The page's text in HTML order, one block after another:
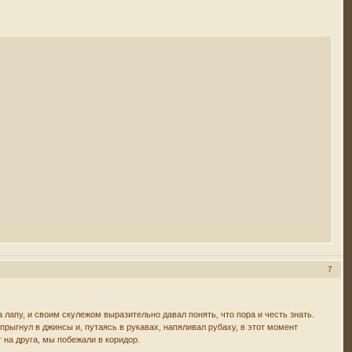
7
и своим скулежом выразительно давал понять, что пора и честь знать.
в джинсы и, путаясь в рукавах, напяливал рубаху, в этот момент
друга, мы побежали в коридор.